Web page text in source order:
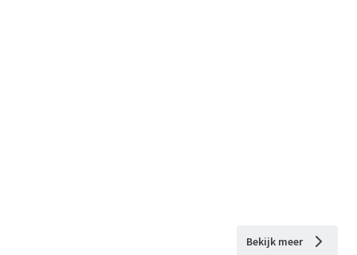
Bekijk meer